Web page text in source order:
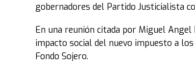
gobernadores del Partido Justicialista
En una reunión citada por Miguel
impacto social del nuevo impuesto a
Fondo Sojero.